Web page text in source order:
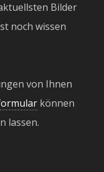
Bilder
noch wissen
von Ihnen
können
lassen.